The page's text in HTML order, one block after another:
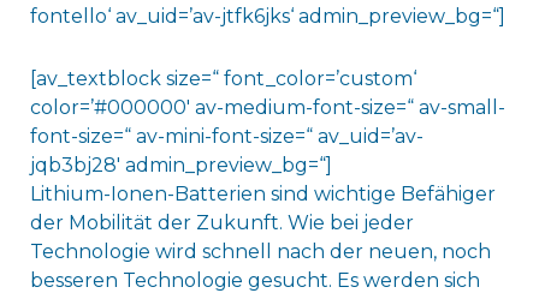
fontello‘ av_uid=’av-jtfk6jks‘ admin_preview_bg=“]
[av_textblock size=“ font_color=’custom‘
color=’#000000′ av-medium-font-size=“ av-small-
font-size=“ av-mini-font-size=“ av_uid=’av-
jqb3bj28′ admin_preview_bg=“]
Lithium-Ionen-Batterien sind wichtige Befähiger
der Mobilität der Zukunft. Wie bei jeder
Technologie wird schnell nach der neuen, noch
besseren Technologie gesucht. Es werden sich